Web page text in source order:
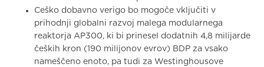
Ceško dobavno verigo bo mogoče vključiti v
prihodnji globalni razvoj malega modularnega
reaktorja AP300, ki bi prinesel dodatnih 4,8 milijarde
čeških kron (190 milijonov evrov) BDP za vsako
nameščeno enoto, pa tudi za Westinghousove